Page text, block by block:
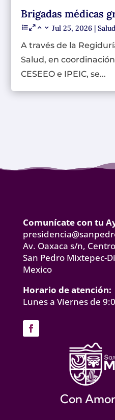
Brigadas médicas
Jul 25, 2026 |Salud
A través de la
Salud, en
CESEEO e IPEIC, se...
Comunícate con tu
Av. Oaxaca s/n,
San Pedro Mixtepec-
Mexico
Horario de atención:
Lunes a Viernes de
Con